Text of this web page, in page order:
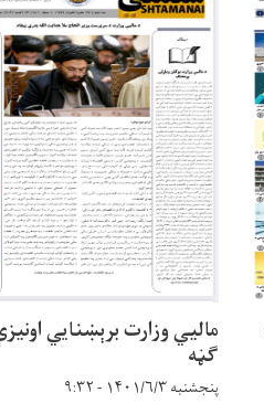
ګڼه
پنجشنبه ۱۴۰۱/۶/۳ - ۹:۳۲